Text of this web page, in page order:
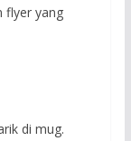
flyer yang
di mug.